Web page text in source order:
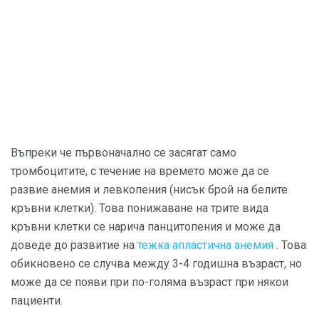
Въпреки че първоначално се засягат само
тромбоцитите, с течение на времето може да се
развие анемия и левкопения (нисък брой на белите
кръвни клетки). Това понижаване на трите вида
кръвни клетки се нарича панцитопения и може да
доведе до развитие на тежка апластична анемия . Това
обикновено се случва между 3-4 годишна възраст, но
може да се появи при по-голяма възраст при някои
пациенти.